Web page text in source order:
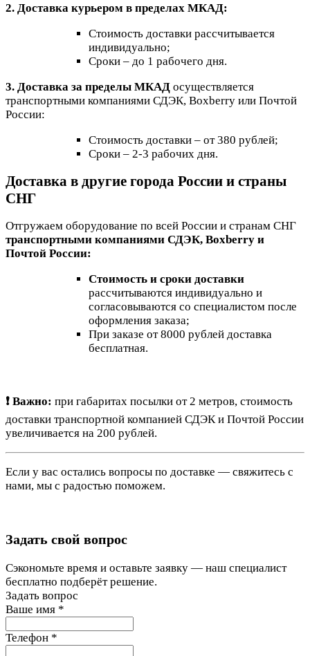
2. Доставка курьером в пределах МКАД:
Стоимость доставки рассчитывается
индивидуально;
Сроки – до 1 рабочего дня.
3. Доставка за пределы МКАД осуществляется
транспортными компаниями СДЭК, Boxberry или Почтой
России:
Стоимость доставки – от 380 рублей;
Сроки – 2-3 рабочих дня.
Доставка в другие города России и страны
СНГ
Отгружаем оборудование по всей России и странам СНГ
транспортными компаниями СДЭК, Boxberry и
Почтой России:
Стоимость и сроки доставки
рассчитываются индивидуально и
согласовываются со специалистом после
оформления заказа;
При заказе от 8000 рублей доставка
бесплатная.
❗ Важно: при габаритах посылки от 2 метров, стоимость
доставки транспортной компанией СДЭК и Почтой России
увеличивается на 200 рублей.
Если у вас остались вопросы по доставке — свяжитесь с
нами, мы с радостью поможем.
Задать свой вопрос
Сэкономьте время и оставьте заявку — наш специалист
бесплатно подберёт решение.
Задать вопрос
Ваше имя *
Телефон *